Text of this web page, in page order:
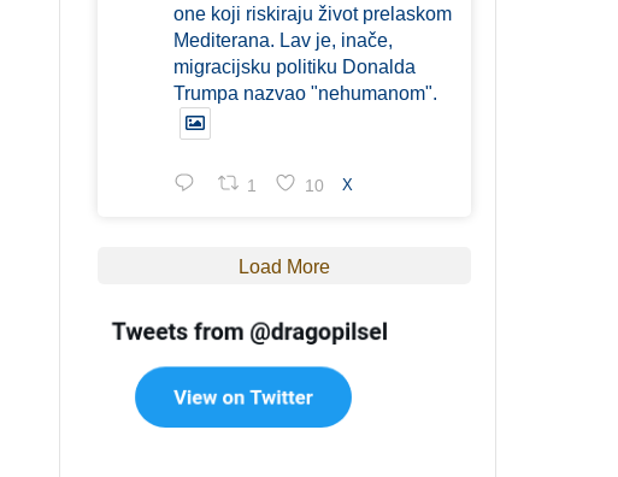
one koji riskiraju život prelaskom
Mediterana. Lav je, inače,
migracijsku politiku Donalda
Trumpa nazvao "nehumanom".
1 10 X
Load More